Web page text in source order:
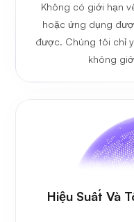
Không có giới hạn
hoặc ứng dụng
được. Chúng tôi chỉ
không
Hiệu Suất Và